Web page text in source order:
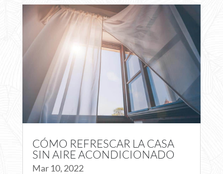
CÓMO REFRESCAR LA CASA
SIN AIRE ACONDICIONADO
Mar 10, 2022